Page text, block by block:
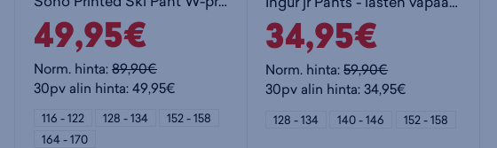
49,95€
Norm. hinta:89,90€
30pv alin hinta: 49,95€
116 - 122 128 - 134
152 - 158
164 - 170
34,95€
Norm. hinta:59,90€
30pv alin hinta: 34,95€
128 - 134 140 - 146 152 - 158